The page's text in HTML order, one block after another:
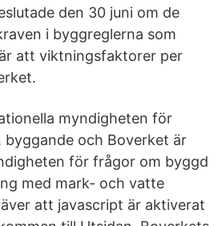
den 30 juni om de
i byggreglerna som
att viktningsfaktorer per
myndigheten för
byggande och Boverket är
för frågor om byggd
med mark- och vatte
att javascript är aktiverat